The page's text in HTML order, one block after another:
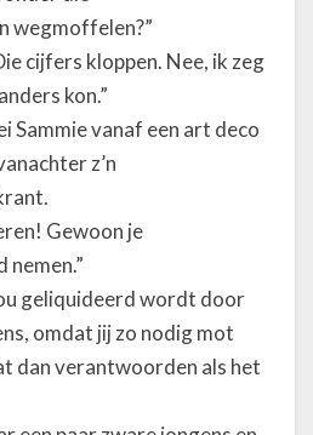
wegmoffelen?”
cijfers kloppen. Nee, ik zeg
kon.”
Sammie vanaf een art deco
z’n
Gewoon je
geliquideerd wordt door
omdat jij zo nodig mot
dan verantwoorden als het